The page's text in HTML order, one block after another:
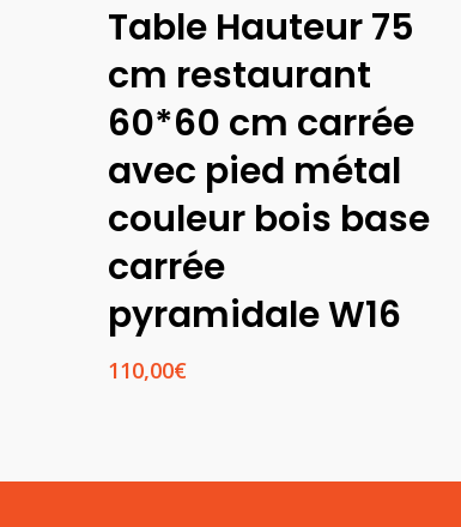
Table Hauteur 75
cm restaurant
60*60 cm carrée
avec pied métal
couleur bois base
carrée
pyramidale W16
110,00€